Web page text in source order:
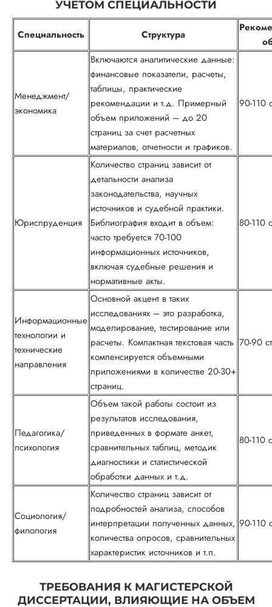
УЧЕТОМ СПЕЦИАЛЬНОСТИ
Специальность Структура
Менеджмент/
экономика
Включаются аналитические данные:
финансовые показатели, расчеты,
таблицы, практические
рекомендации и т.д. Примерный
объем приложений – до 20
страниц за счет расчетных
материалов, отчетности и графиков.
90-110
Юриспруденция
Количество страниц зависит от
детальности анализа
законодательства, научных
источников и судебной практики.
Библиография входит в объем:
часто требуется 70-100
информационных источников,
включая судебные решения и
нормативные акты.
80-110
Информационные
технологии и
технические
направления
Основной акцент в таких
исследованиях – это разработка,
моделирование, тестирование или
расчеты. Компактная текстовая часть
компенсируется объемными
приложениями в количестве 20-30+
страниц.
70-90
Педагогика/
психология
Объем такой работы состоит из
результатов исследования,
приведенных в формате анкет,
сравнительных таблиц, методик
диагностики и статистической
обработки данных и т.д.
80-110
Социология/
филология
Количество страниц зависит от
подробностей анализа, способов
интерпретации полученных данных,
количества опросов, сравнительных
характеристик источников и т.п.
90-110
ТРЕБОВАНИЯ К МАГИСТЕРСКОЙ
ДИССЕРТАЦИИ, ВЛИЯЮЩИЕ НА ОБЪЕМ